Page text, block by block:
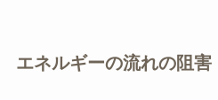
エネルギーの流れの阻害